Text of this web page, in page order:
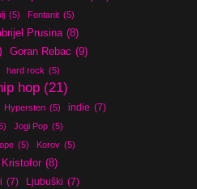
(5) Fontanit (5)
Prusina (8)
Goran Rebac (9)
hard rock (5)
hop (21)
Hypersten (5) indie (7)
Jogi Pop (5)
(5) Korov (5)
Kristofor (8)
(7) Ljubuški (7)